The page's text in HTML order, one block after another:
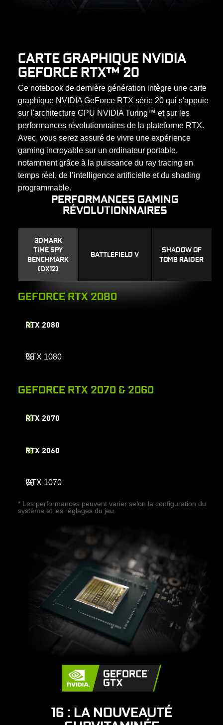
CARTE GRAPHIQUE NVIDIA
GEFORCE RTX™ 20
Ce notebook de dernière génération intègre une carte
graphique NVIDIA GeForce RTX série 20 qui s'appuie
sur l'architecture GPU NVIDIA Turing™ et sur les
performances révolutionnaires de la plateforme RTX.
Avec, vous serez assuré de vivre une expérience
gaming incroyable sur un ordinateur portable,
notamment grâce à la puissance du ray tracing en
temps réel, de l’intelligence artificielle et du shading
programmable.
PERFORMANCES GAMING
RÉVOLUTIONNAIRES
3DMARK
TIME SPY
BENCHMARK
(DX12)
BATTLEFIELD V
SHADOW OF
TOMB RAIDER
GEFORCE RTX 2080
RTX 2080
%
GTX 1080
%
GEFORCE RTX 2070 & 2060
RTX 2070
%
RTX 2060
%
GTX 1070
%
* Les performances peuvent varier selon la configuration du
système et les réglages du jeu.
16 : LA NOUVEAUTÉ